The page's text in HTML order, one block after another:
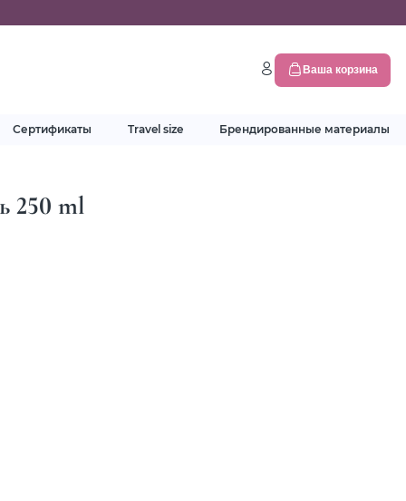
Ваша корзина
Сертификаты Travel size Брендированные материалы
250 ml